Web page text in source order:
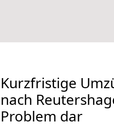
Kurzfristige
nach
Problem dar